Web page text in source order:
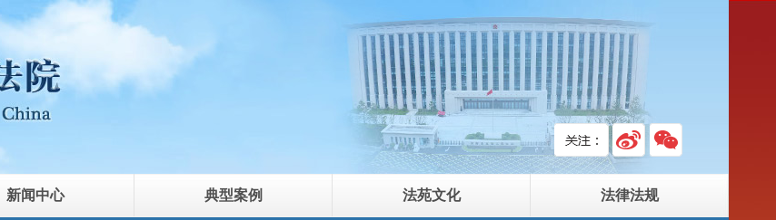
新闻中心 典型案例 法苑文化 法律法规